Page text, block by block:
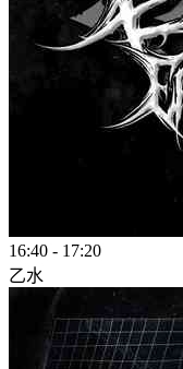
16:40 - 17:20
乙水